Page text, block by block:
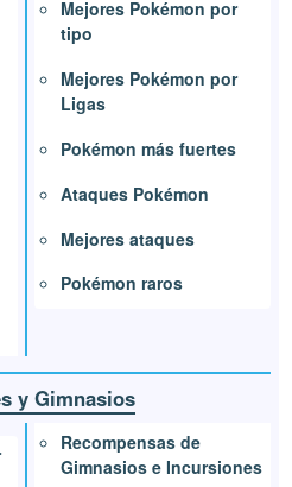
Mejores Pokémon por
tipo
Mejores Pokémon por
Ligas
Pokémon más fuertes
Ataques Pokémon
Mejores ataques
Pokémon raros
y Gimnasios
Recompensas de
Gimnasios e Incursiones